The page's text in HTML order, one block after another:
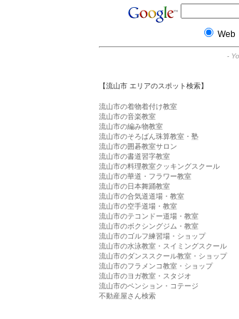
Web
-
【流山市 エリアのスポット検索】
流山市の着物着付け教室
流山市の音楽教室
流山市の編み物教室
流山市のそろばん珠算教室・塾
流山市の囲碁教室サロン
流山市の書道習字教室
流山市の料理教室クッキングスクール
流山市の華道・フラワー教室
流山市の日本舞踊教室
流山市の合気道道場・教室
流山市の空手道場・教室
流山市のテコンドー道場・教室
流山市のボクシングジム・教室
流山市のゴルフ練習場・ショップ
流山市の水泳教室・スイミングスクール
流山市のダンススクール教室・ショップ
流山市のフラメンコ教室・ショップ
流山市のヨガ教室・スタジオ
流山市のペンション・コテージ
不動産屋さん検索